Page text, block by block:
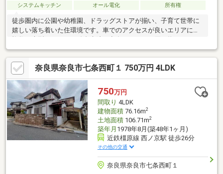
システムキッチン
オール電化 所有権
徒歩圏内に公園や幼稚園、ドラッグストアが揃い、子育て世帯に
嬉しい落ち着いた住環境です。車でのアクセスが良いエリアには
の際まで安心の利便性を備えています。☆築4年の築浅戸建て住
宅☆LDK19.2帖のゆとりあるリビングダイニング☆住宅設備保証
サービス付き☆家事動線に配慮したカウンターキッチン☆環境に
優しいオール電化仕様
奈良県奈良市七条西町１ 750万円 4LDK
750万円
間取り 4LDK
建物面積76.16m2
土地面積106.71m2
築年月 1978年8月(築48年1ヶ月)
近鉄橿原線 西ノ京駅 徒歩26分
その他の交通
奈良県奈良市七条西町１